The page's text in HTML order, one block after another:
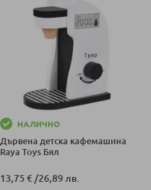
НАЛИЧНО
Дървена детска кафемашина
Raya Toys Бял
13,75 € /26,89 лв.